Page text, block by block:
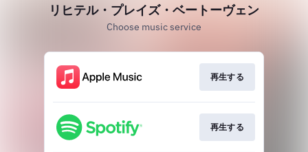
リヒテル・プレイズ・ベートーヴェン
Choose music service
再生する
再生する